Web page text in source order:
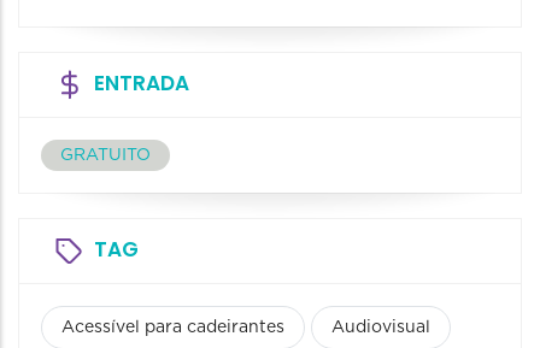
ENTRADA
GRATUITO
TAG
Acessível para cadeirantes Audiovisual